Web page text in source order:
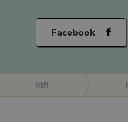
Facebook
Hem